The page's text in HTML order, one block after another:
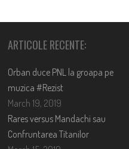
ARTICOLE RECENTE:
Orban duce PNL la groapa pe
muzica #Rezist
March 19, 2019
Rares versus Mandachi sau
Confruntarea Titanilor